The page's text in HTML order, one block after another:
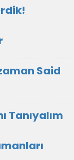
Said
Tanıyalım